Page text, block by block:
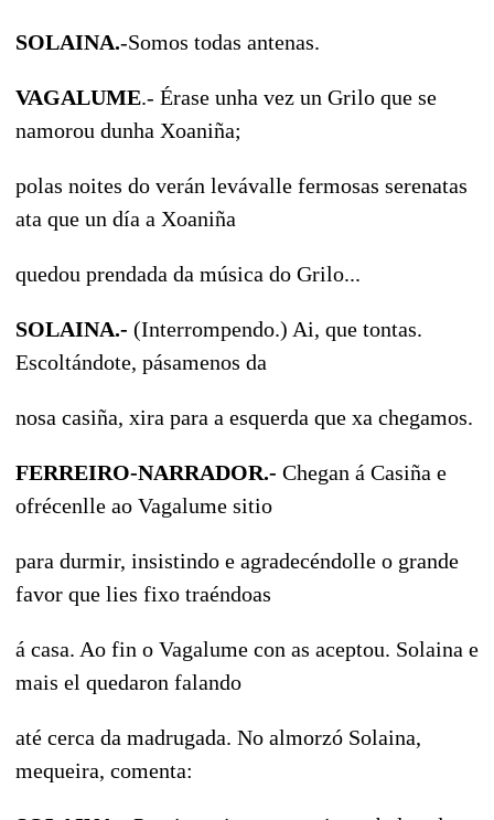
SOLAINA.-Somos todas antenas.
VAGALUME.- Érase unha vez un Grilo que se
namorou dunha Xoaniña;
polas noites do verán levávalle fermosas serenatas
ata que un día a Xoaniña
quedou prendada da música do Grilo...
SOLAINA.- (Interrompendo.) Ai, que tontas.
Escoltándote, pásamenos da
nosa casiña, xira para a esquerda que xa chegamos.
FERREIRO-NARRADOR.- Chegan á Casiña e
ofrécenlle ao Vagalume sitio
para durmir, insistindo e agradecéndolle o grande
favor que lies fixo traéndoas
á casa. Ao fin o Vagalume con as aceptou. Solaina e
mais el quedaron falando
até cerca da madrugada. No almorzó Solaina,
mequeira, comenta: